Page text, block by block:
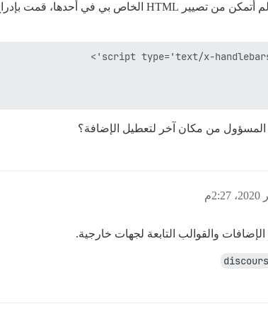
المسؤول من مكان آخر لتعطيل الإضافة؟
والقوالب التابعة لجهات خارجية.